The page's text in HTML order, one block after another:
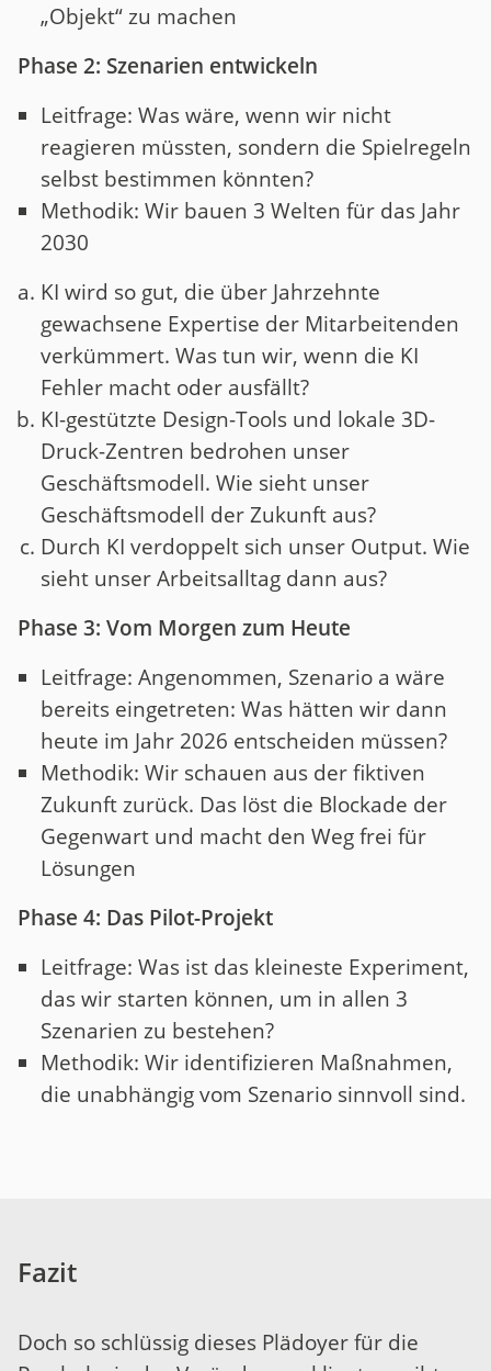
„Objekt“ zu machen
Phase 2: Szenarien entwickeln
Leitfrage: Was wäre, wenn wir nicht
reagieren müssten, sondern die Spielregeln
selbst bestimmen könnten?
Methodik: Wir bauen 3 Welten für das Jahr
2030
KI wird so gut, die über Jahrzehnte
gewachsene Expertise der Mitarbeitenden
verkümmert. Was tun wir, wenn die KI
Fehler macht oder ausfällt?
KI-gestützte Design-Tools und lokale 3D-
Druck-Zentren bedrohen unser
Geschäftsmodell. Wie sieht unser
Geschäftsmodell der Zukunft aus?
Durch KI verdoppelt sich unser Output. Wie
sieht unser Arbeitsalltag dann aus?
Phase 3: Vom Morgen zum Heute
Leitfrage: Angenommen, Szenario a wäre
bereits eingetreten: Was hätten wir dann
heute im Jahr 2026 entscheiden müssen?
Methodik: Wir schauen aus der fiktiven
Zukunft zurück. Das löst die Blockade der
Gegenwart und macht den Weg frei für
Lösungen
Phase 4: Das Pilot-Projekt
Leitfrage: Was ist das kleineste Experiment,
das wir starten können, um in allen 3
Szenarien zu bestehen?
Methodik: Wir identifizieren Maßnahmen,
die unabhängig vom Szenario sinnvoll sind.
Fazit
Doch so schlüssig dieses Plädoyer für die